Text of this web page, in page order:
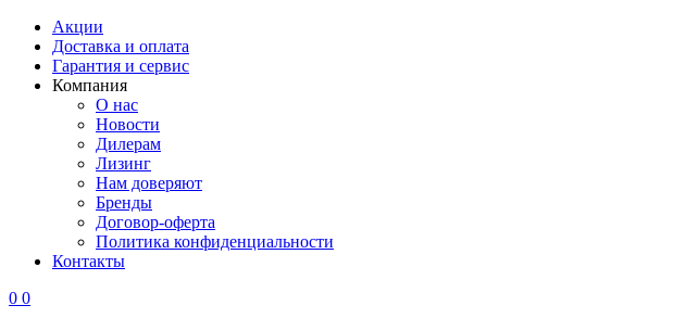
Акции
Доставка и оплата
Гарантия и сервис
Компания
О нас
Новости
Дилерам
Лизинг
Нам доверяют
Бренды
Договор-оферта
Политика конфиденциальности
Контакты
0 0